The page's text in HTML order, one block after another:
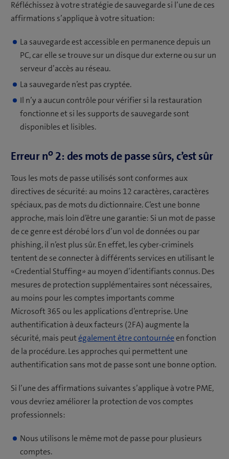
Réfléchissez à votre stratégie de sauvegarde si l’une de ces
affirmations s’applique à votre situation:
La sauvegarde est accessible en permanence depuis un
PC, car elle se trouve sur un disque dur externe ou sur un
serveur d’accès au réseau.
La sauvegarde n’est pas cryptée.
Il n’y a aucun contrôle pour vérifier si la restauration
fonctionne et si les supports de sauvegarde sont
disponibles et lisibles.
Erreur no2: des mots de passe sûrs, c’est sûr
Tous les mots de passe utilisés sont conformes aux
directives de sécurité: au moins 12 caractères, caractères
spéciaux, pas de mots du dictionnaire. C’est une bonne
approche, mais loin d’être une garantie: Si un mot de passe
de ce genre est dérobé lors d’un vol de données ou par
phishing, il n’est plus sûr. En effet, les cyber-criminels
tentent de se connecter à différents services en utilisant le
«Credential Stuffing» au moyen d’identifiants connus. Des
mesures de protection supplémentaires sont nécessaires,
au moins pour les comptes importants comme
Microsoft 365 ou les applications d’entreprise. Une
authentification à deux facteurs (2FA) augmente la
sécurité, mais peutégalement être contournéeen fonction
de la procédure. Les approches qui permettent une
authentification sans mot de passe sont une bonne option.
Si l’une des affirmations suivantes s’applique à votre PME,
vous devriez améliorer la protection de vos comptes
professionnels:
Nous utilisons le même mot de passe pour plusieurs
comptes.